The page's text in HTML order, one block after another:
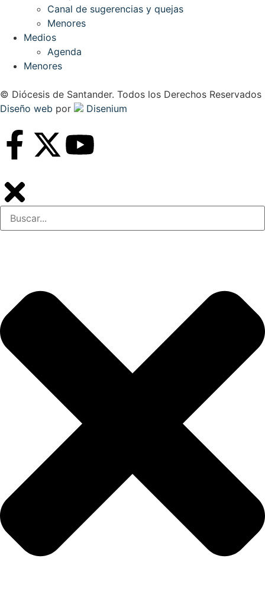
Canal de sugerencias y quejas
Menores
Medios
Agenda
Menores
© Diócesis de Santander. Todos los Derechos Reservados
Diseño web por Disenium